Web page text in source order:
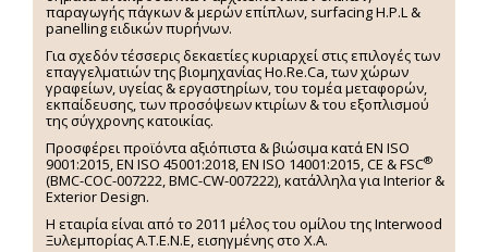
παραγωγής πάγκων & μερών επίπλων, surfacing H.P.L &
panelling ειδικών πυρήνων.
Για σχεδόν τέσσερις δεκαετίες κυριαρχεί στις επιλογές των
επαγγελματιών της βιομηχανίας Ho.Re.Ca, των χώρων
γραφείων, υγείας & εργαστηρίων, του τομέα μεταφορών,
εκπαίδευσης, των προσόψεων κτιρίων & του εξοπλισμού
της σύγχρονης κατοικίας.
Προσφέρει προϊόντα αξιόπιστα & βιώσιμα κατά EN ISO
9001:2015, EN ISO 45001:2018, EN ISO 14001:2015,CE & FSC®
(BMC-COC-007222, BMC-CW-007222), κατάλληλα για Interior &
Exterior Design.
Η εταιρία είναι από το 2011 μέλος του ομίλου της Interwood
Ξυλεμπορίας Α.Τ.Ε.Ν.Ε, εισηγμένης στο Χ.A.